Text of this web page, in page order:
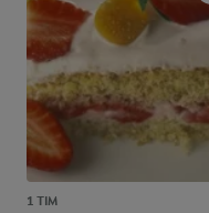
1 TIM